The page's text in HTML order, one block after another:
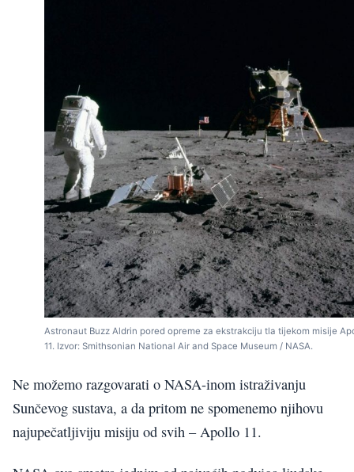
Astronaut Buzz Aldrin pored opreme za ekstrakciju tla tijekom misije
11. Izvor: Smithsonian National Air and Space Museum / NASA.
Ne možemo razgovarati o NASA-inom istraživanju
Sunčevog sustava, a da pritom ne spomenemo njihovu
najupečatljiviju misiju od svih – Apollo 11.